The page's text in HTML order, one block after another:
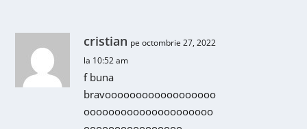
cristian pe octombrie 27, 2022
la 10:52 am
f buna
bravoooooooooooooooooo
ooooooooooooooooooooo